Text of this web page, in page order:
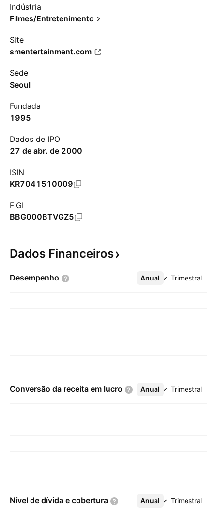
Indústria
Filmes/Entretenimento
Site
smentertainment.com
Sede
Seoul
Fundada
1995
Dados de IPO
27 de abr. de 2000
ISIN
KR7041510009
FIGI
BBG000BTVGZ5
Dados Financeiros
Desempenho Anual Trimestral
Mais
Conversão da receita em lucro Anual Trimestral
Mais
Nível de dívida e cobertura Anual Trimestral
Mais